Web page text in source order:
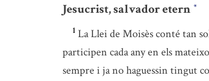
Jesucrist, salvador etern *
1 La Llei de Moisès conté tan
participen cada any en els
sempre i ja no haguessin tingut